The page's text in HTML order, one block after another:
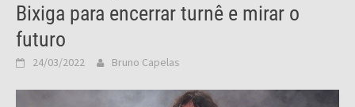
Bixiga para encerrar turnê e mirar o
futuro
24/03/2022 Bruno Capelas